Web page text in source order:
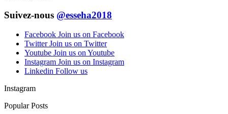
Suivez-nous @esseha2018
Facebook Join us on Facebook
Twitter Join us on Twitter
Youtube Join us on Youtube
Instagram Join us on Instagram
Linkedin Follow us
Instagram
Popular Posts